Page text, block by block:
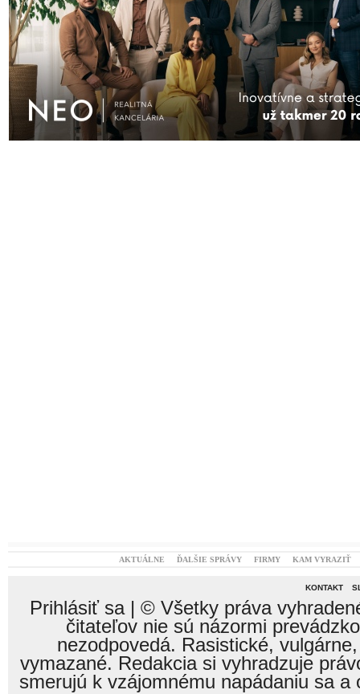
AKTUÁLNE ĎALŠIE SPRÁVY FIRMY KAM VYRAZIŤ
KONTAKT
Prihlásiť sa| © Všetky práva
čitateľov nie sú názormi
nezodpovedá. Rasistické,
vymazané. Redakcia si vyhradzuje
smerujú k vzájomnému napádaniu sa